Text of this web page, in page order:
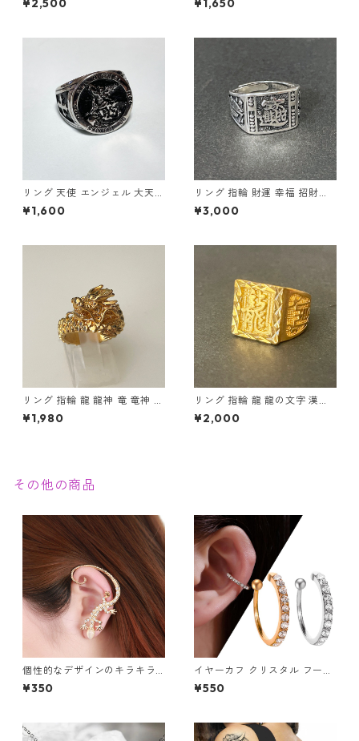
ユニセックス
¥2,500
ック クロス メンズアクセサリ
¥1,650
リング 天使 エンジェル 大天使
ミカエル 十字架 クロス 指輪
ステンレス メンズアクセサリ
¥1,600
リング 指輪 財運 幸福 招財進
寶 (しょうざいしんぽう) 宝船
縁起物
¥3,000
リング 指輪 龍 龍神 竜 竜神 金
龍 ゴールド スパイラル メンズ
アクセサリー
¥1,980
リング 指輪 龍 龍の文字 漢字
紋章 印台 ゴールド メンズ ア
クセサリー
¥2,000
その他の商品
個性的なデザインのキラキラ
可愛いトカゲデザインのピア
ス 片耳用
¥350
イヤーカフ クリスタル フープ
シンプル ノンホール イヤーク
リップ イヤーカフ 片耳用 ユニ
¥550